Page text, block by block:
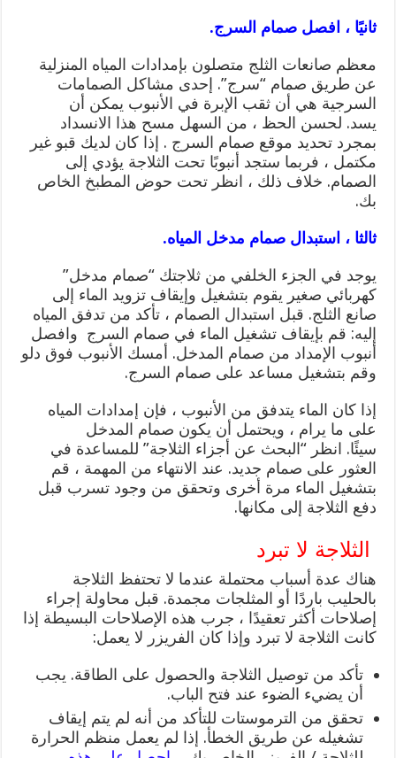
ثانيًا ، افصل صمام السرج.
معظم صانعات الثلج متصلون بإمدادات المياه المنزلية
عن طريق صمام “سرج”. إحدى مشاكل الصمامات
السرجية هي أن ثقب الإبرة في الأنبوب يمكن أن
يسد. لحسن الحظ ، من السهل مسح هذا الانسداد
بمجرد تحديد موقع صمام السرج . إذا كان لديك قبو غير
مكتمل ، فربما ستجد أنبوبًا تحت الثلاجة يؤدي إلى
الصمام. خلاف ذلك ، انظر تحت حوض المطبخ الخاص
بك.
ثالثا ، استبدال صمام مدخل المياه.
يوجد في الجزء الخلفي من ثلاجتك “صمام مدخل”
كهربائي صغير يقوم بتشغيل وإيقاف تزويد الماء إلى
صانع الثلج. قبل استبدال الصمام ، تأكد من تدفق المياه
إليه: قم بإيقاف تشغيل الماء في صمام السرج وافصل
أنبوب الإمداد من صمام المدخل. أمسك الأنبوب فوق دلو
وقم بتشغيل مساعد على صمام السرج.
إذا كان الماء يتدفق من الأنبوب ، فإن إمدادات المياه
على ما يرام ، ويحتمل أن يكون صمام المدخل
سيئًا. انظر “البحث عن أجزاء الثلاجة” للمساعدة في
العثور على صمام جديد. عند الانتهاء من المهمة ، قم
بتشغيل الماء مرة أخرى وتحقق من وجود تسرب قبل
دفع الثلاجة إلى مكانها.
الثلاجة لا تبرد
هناك عدة أسباب محتملة عندما لا تحتفظ الثلاجة
بالحليب باردًا أو المثلجات مجمدة. قبل محاولة إجراء
إصلاحات أكثر تعقيدًا ، جرب هذه الإصلاحات البسيطة إذا
كانت الثلاجة لا تبرد وإذا كان الفريزر لا يعمل:
تأكد من توصيل الثلاجة والحصول على الطاقة. يجب
أن يضيء الضوء عند فتح الباب.
تحقق من الترموستات للتأكد من أنه لم يتم إيقاف
تشغيله عن طريق الخطأ. إذا لم يعمل منظم الحرارة